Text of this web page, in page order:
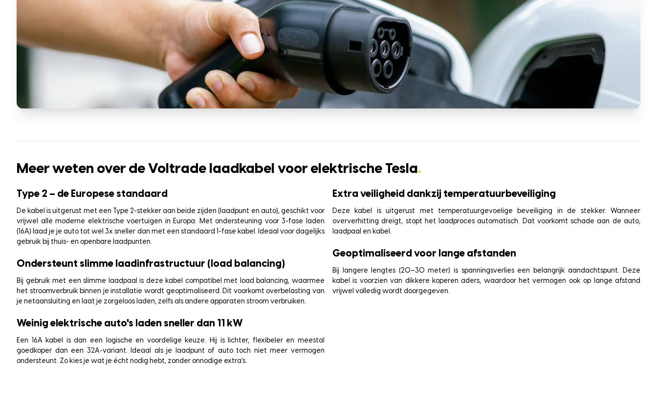
Meer weten over de Voltrade laadkabel voor elektrische Tesla.
Type 2 – de Europese standaard
De kabel is uitgerust met een Type 2-stekker aan beide zijden (laadpunt en auto), geschikt voor
vrijwel alle moderne elektrische voertuigen in Europa. Met ondersteuning voor 3-fase laden
(16A) laad je je auto tot wel 3x sneller dan met een standaard 1-fase kabel. Ideaal voor dagelijks
gebruik bij thuis- en openbare laadpunten.
Ondersteunt slimme laadinfrastructuur (load balancing)
Bij gebruik met een slimme laadpaal is deze kabel compatibel met load balancing, waarmee
het stroomverbruik binnen je installatie wordt geoptimaliseerd. Dit voorkomt overbelasting van
je netaansluiting en laat je zorgeloos laden, zelfs als andere apparaten stroom verbruiken.
Weinig elektrische auto's laden sneller dan 11 kW
Een 16A kabel is dan een logische en voordelige keuze. Hij is lichter, flexibeler en meestal
goedkoper dan een 32A-variant. Ideaal als je laadpunt of auto toch niet meer vermogen
ondersteunt. Zo kies je wat je écht nodig hebt, zonder onnodige extra’s.
Extra veiligheid dankzij temperatuurbeveiliging
Deze kabel is uitgerust met temperatuurgevoelige beveiliging in de stekker. Wanneer
oververhitting dreigt, stopt het laadproces automatisch. Dat voorkomt schade aan de auto,
laadpaal en kabel.
Geoptimaliseerd voor lange afstanden
Bij langere lengtes (20–30 meter) is spanningsverlies een belangrijk aandachtspunt. Deze
kabel is voorzien van dikkere koperen aders, waardoor het vermogen ook op lange afstand
vrijwel volledig wordt doorgegeven.